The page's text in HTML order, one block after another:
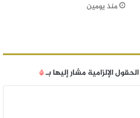
منذ يومين
الحقول الإلزامية مشار إليها بـ*